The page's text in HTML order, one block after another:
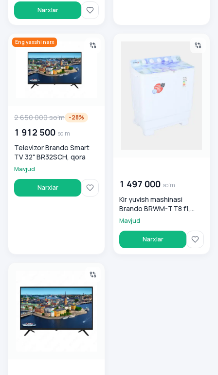
Narxlar
Televizor Brando Smart TV 32" BR32SCH, qora
Eng yaxshi narx
2 650 000so'm -28%
1 912 500 so'm
Televizor Brando Smart
TV 32" BR32SCH, qora
Mavjud
Narxlar 1 497 000 so'm
Kir yuvish mashinasi
Brando BRWM-TT8 f1,
bejeviy
Mavjud
Narxlar